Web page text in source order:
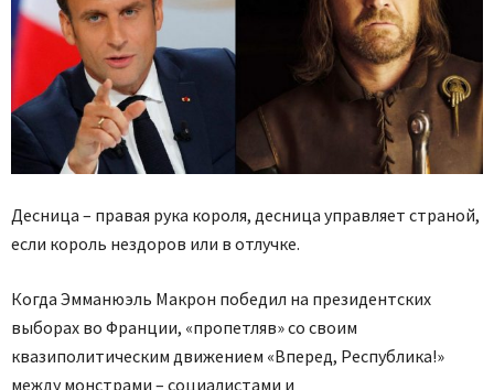
Десница – правая рука короля, десница управляет страной,
если король нездоров или в отлучке.
Когда Эмманюэль Макрон победил на президентских
выборах во Франции, «пропетляв» со своим
квазиполитическим движением «Вперед, Республика!»
между монстрами – социалистами и